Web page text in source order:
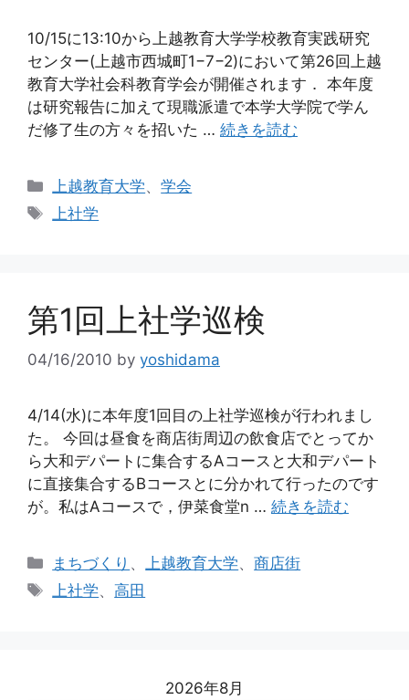
10/15に13:10から上越教育大学学校教育実践研究
センター(上越市西城町1−7−2)において第26回上越
教育大学社会科教育学会が開催されます． 本年度
は研究報告に加えて現職派遣で本学大学院で学ん
だ修了生の方々を招いた … 続きを読む
カ
テ
上越教育大学、学会
タ上社学
第1回上社学巡検
04/16/2010 by yoshidama
4/14(水)に本年度1回目の上社学巡検が行われまし
た。 今回は昼食を商店街周辺の飲食店でとってか
ら大和デパートに集合するAコースと大和デパート
に直接集合するBコースとに分かれて行ったのです
が。私はAコースで，伊菜食堂n … 続きを読む
カ
テ
まちづくり 、上越教育大学、商店街
タ
上社学、高田
2026年8月